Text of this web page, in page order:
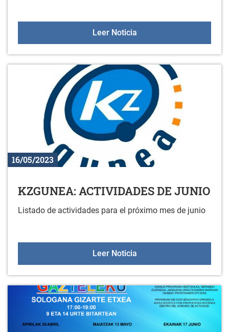
Leer NoticiaOFICINA MÓVIL DE
16/05/2023
KZGUNEA: ACTIVIDADES DE JUNIO
Listado de actividades para el próximo mes de junio
Leer NoticiaKZGUNEA: